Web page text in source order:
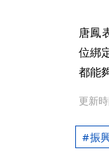
唐鳳
位綁
都能
更新
振